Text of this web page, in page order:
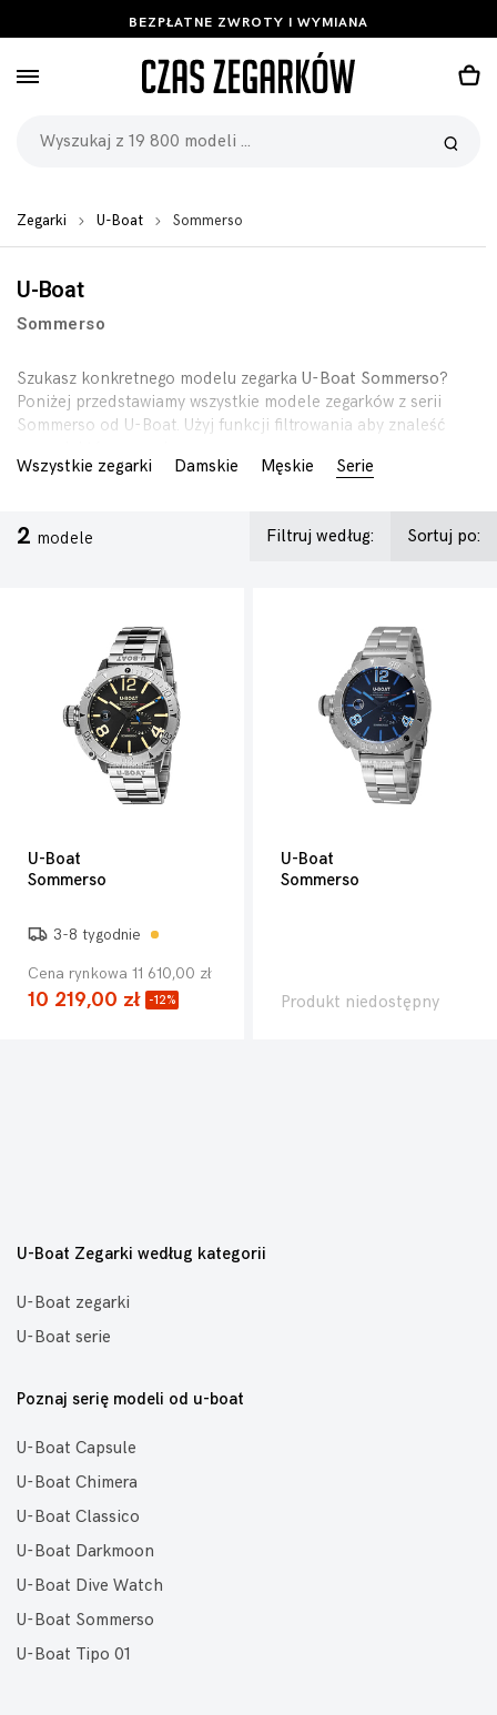
BEZPŁATNE ZWROTY I WYMIANA
Zegarki U-Boat Sommerso
U-Boat
Sommerso
Szukasz konkretnego modelu zegarka U-Boat Sommerso?
Poniżej przedstawiamy wszystkie modele zegarków z serii
Sommerso od U-Boat. Użyj funkcji filtrowania aby znaleść
Wszystkie zegarki
Damskie Męskie Serie
2 modele Sortuj po:
Filtruj według:
U-Boat
Sommerso
3-8 tygodnie
Cena rynkowa 11 610,00 zł
10 219,00 zł -12%
U-Boat
Sommerso
Produkt niedostępny
U-Boat Zegarki według kategorii
U-Boat zegarki
U-Boat serie
Poznaj serię modeli od u-boat
U-Boat Capsule
U-Boat Chimera
U-Boat Classico
U-Boat Darkmoon
U-Boat Dive Watch
U-Boat Sommerso
U-Boat Tipo 01